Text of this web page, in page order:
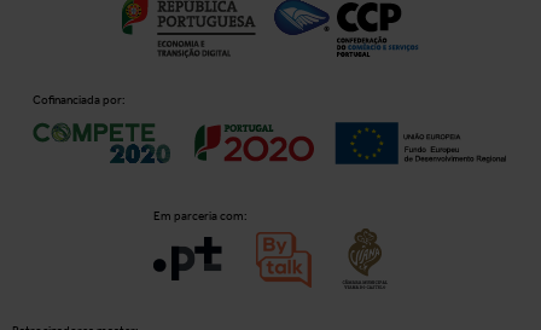
Cofinanciada por:
Em parceria com: